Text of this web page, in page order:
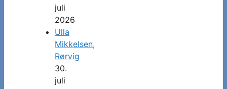
juli
2026
Ulla
Mikkelsen,
Rørvig
30.
juli